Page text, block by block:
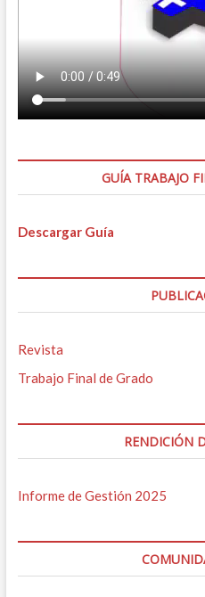
GUÍA TRABAJO
Descargar Guía
Revista
Trabajo Final de Grado
RENDICIÓN
Informe de Gestión 2025